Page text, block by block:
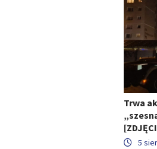
Trwa
5